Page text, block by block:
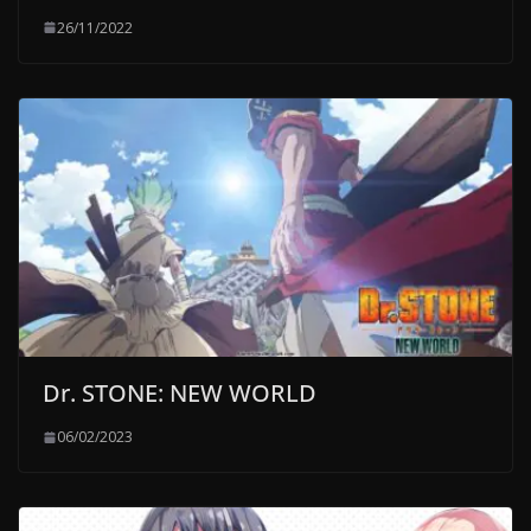
26/11/2022
Dr. STONE: NEW WORLD
06/02/2023